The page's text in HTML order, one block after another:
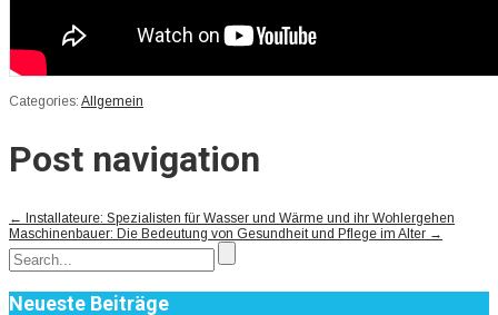
Categories: Allgemein
Post navigation
← Installateure: Spezialisten für Wasser und Wärme und ihr Wohlergehen
Maschinenbauer: Die Bedeutung von Gesundheit und Pflege im Alter →
Neueste Beiträge